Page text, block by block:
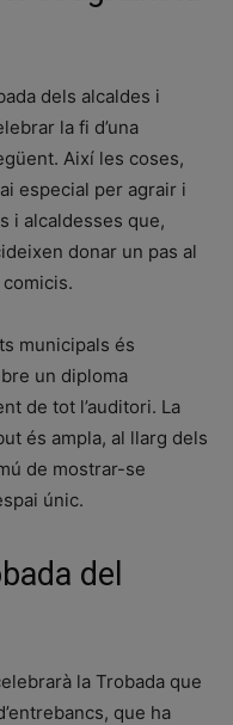
dels alcaldes i
la fi d’una
Així les coses,
especial per agrair i
i alcaldesses que,
donar un pas al
municipals és
un diploma
de tot l’auditori. La
és ampla, al llarg dels
de mostrar-se
únic.
del
la Trobada que
que ha